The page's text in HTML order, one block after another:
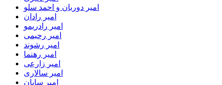
امیر دوربان و احمد سلو
امیر رادان
امیر رادریمو
امیر رحیمی
امیر رشوند
امیر رهنما
امیر زارعی
امیر سالاری
امیر سایان